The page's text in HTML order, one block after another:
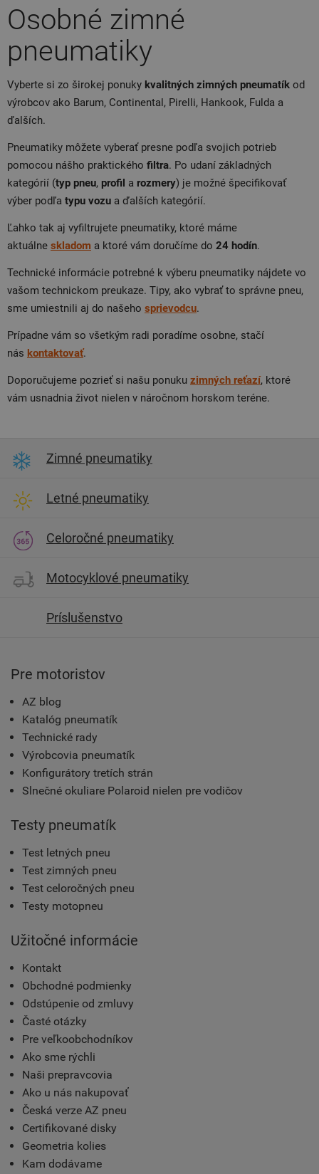
Osobné zimné
pneumatiky
Vyberte si zo širokej ponuky kvalitných zimných pneumatík od
výrobcov ako Barum, Continental, Pirelli, Hankook, Fulda a
ďalších.
Pneumatiky môžete vyberať presne podľa svojich potrieb
pomocou nášho praktického filtra. Po udaní základných
kategórií (typ pneu, profil a rozmery) je možné špecifikovať
výber podľa typu vozu a ďalších kategórií.
Ľahko tak aj vyfiltrujete pneumatiky, ktoré máme
aktuálne skladom a ktoré vám doručíme do 24 hodín.
Technické informácie potrebné k výberu pneumatiky nájdete vo
vašom technickom preukaze. Tipy, ako vybrať to správne pneu,
sme umiestnili aj do našeho sprievodcu.
Prípadne vám so všetkým radi poradíme osobne, stačí
nás kontaktovať.
Doporučujeme pozrieť si našu ponuku zimných reťazí, ktoré
vám usnadnia život nielen v náročnom horskom teréne.
Zimné pneumatiky
Letné pneumatiky
Celoročné pneumatiky
Motocyklové pneumatiky
Príslušenstvo
Pre motoristov
AZ blog
Katalóg pneumatík
Technické rady
Výrobcovia pneumatík
Konfigurátory tretích strán
Slnečné okuliare Polaroid nielen pre vodičov
Testy pneumatík
Test letných pneu
Test zimných pneu
Test celoročných pneu
Testy motopneu
Užitočné informácie
Kontakt
Obchodné podmienky
Odstúpenie od zmluvy
Časté otázky
Pre veľkoobchodníkov
Ako sme rýchli
Naši prepravcovia
Ako u nás nakupovať
Česká verze AZ pneu
Certifikované disky
Geometria kolies
Kam dodávame